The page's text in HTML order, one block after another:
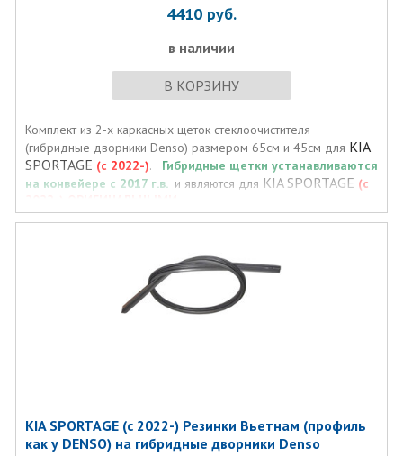
4410 руб.
в наличии
В КОРЗИНУ
Комплект из 2-х каркасных щеток стеклоочистителя
(гибридные дворники Denso) размером 65см и 45см для KIA
SPORTAGE (с 2022-). Гибридные щетки устанавливаются
на конвейере с 2017 г.в. и являются для KIA SPORTAGE (с
KIA SPORTAGE (с 2022-) Резинки Вьетнам (профиль
как у DENSO) на гибридные дворники Denso